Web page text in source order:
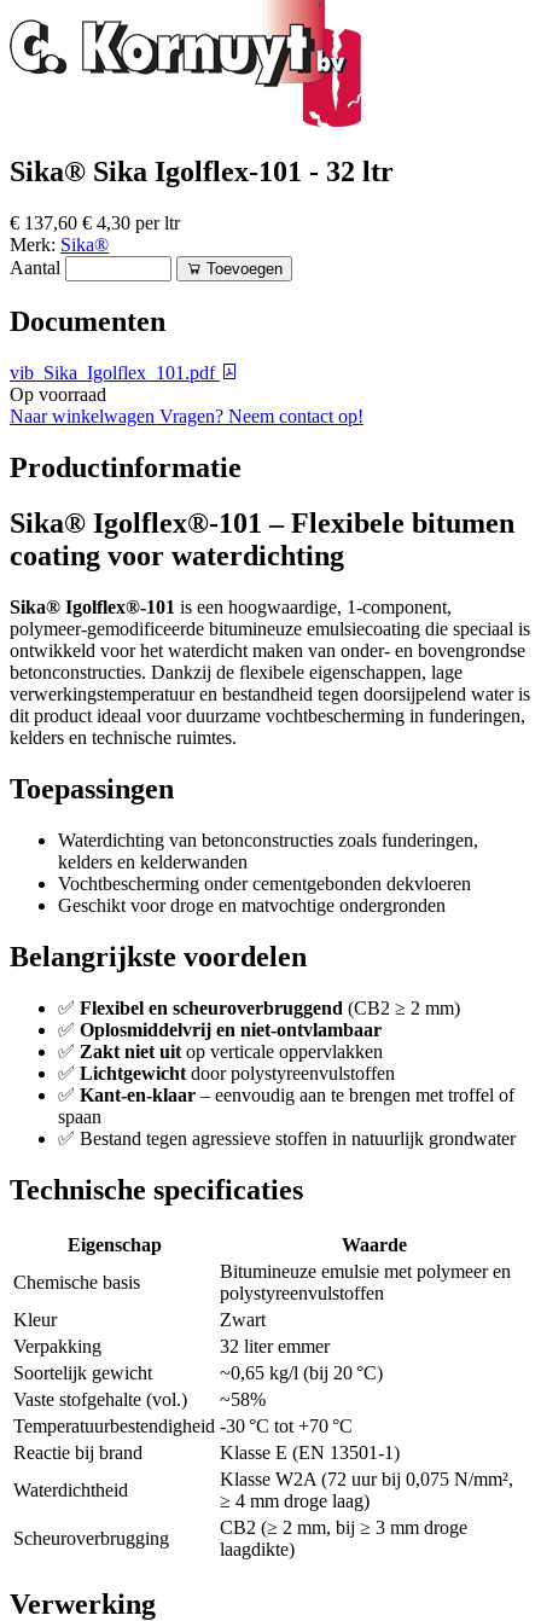
Sika® Sika Igolflex-101 - 32 ltr
€ 137,60 € 4,30 per ltr
Merk: Sika®
Aantal
Toevoegen
Documenten
vib_Sika_Igolflex_101.pdf
Op voorraad
Naar winkelwagen Vragen? Neem contact op!
Productinformatie
Sika® Igolflex®-101 – Flexibele bitumen
coating voor waterdichting
Sika® Igolflex®-101 is een hoogwaardige, 1-component,
polymeer-gemodificeerde bitumineuze emulsiecoating die speciaal is
ontwikkeld voor het waterdicht maken van onder- en bovengrondse
betonconstructies. Dankzij de flexibele eigenschappen, lage
verwerkingstemperatuur en bestandheid tegen doorsijpelend water is
dit product ideaal voor duurzame vochtbescherming in funderingen,
kelders en technische ruimtes.
Toepassingen
Waterdichting van betonconstructies zoals funderingen,
kelders en kelderwanden
Vochtbescherming onder cementgebonden dekvloeren
Geschikt voor droge en matvochtige ondergronden
Belangrijkste voordelen
✅ Flexibel en scheuroverbruggend (CB2 ≥ 2 mm)
✅ Oplosmiddelvrij en niet-ontvlambaar
✅ Zakt niet uit op verticale oppervlakken
✅ Lichtgewicht door polystyreenvulstoffen
✅ Kant-en-klaar – eenvoudig aan te brengen met troffel of
spaan
✅ Bestand tegen agressieve stoffen in natuurlijk grondwater
Technische specificaties
Eigenschap
Waarde
Chemische basis
Bitumineuze emulsie met polymeer en
polystyreenvulstoffen
Kleur
Zwart
Verpakking
32 liter emmer
Soortelijk gewicht
~0,65 kg/l (bij 20 °C)
Vaste stofgehalte (vol.)
~58%
Temperatuurbestendigheid -30 °C tot +70 °C
Reactie bij brand
Klasse E (EN 13501-1)
Waterdichtheid
Klasse W2A (72 uur bij 0,075 N/mm²,
≥ 4 mm droge laag)
Scheuroverbrugging
CB2 (≥ 2 mm, bij ≥ 3 mm droge
laagdikte)
Verwerking